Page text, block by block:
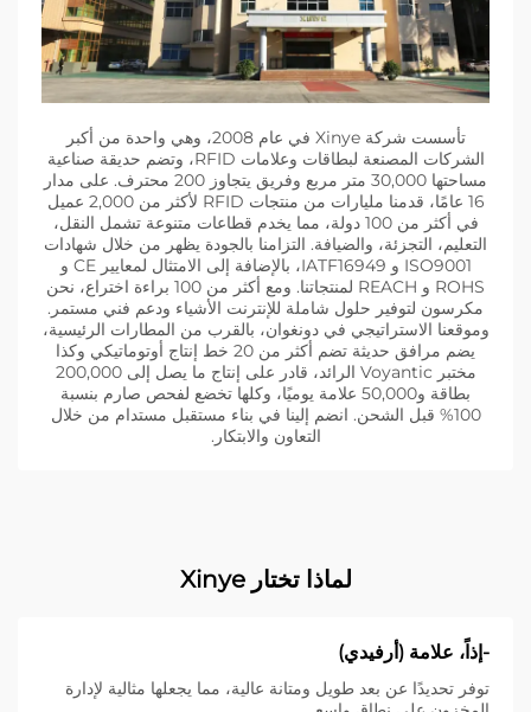
تأسست شركة Xinye في عام 2008، وهي واحدة من أكبر
الشركات المصنعة لبطاقات وعلامات RFID، وتضم حديقة صناعية
مساحتها 30,000 متر مربع وفريق يتجاوز 200 محترف. على مدار
16 عامًا، قدمنا مليارات من منتجات RFID لأكثر من 2,000 عميل
في أكثر من 100 دولة، مما يخدم قطاعات متنوعة تشمل النقل،
التعليم، التجزئة، والضيافة. التزامنا بالجودة يظهر من خلال شهادات
ISO9001 و IATF16949، بالإضافة إلى الامتثال لمعايير CE و
ROHS و REACH لمنتجاتنا. ومع أكثر من 100 براءة اختراع، نحن
مكرسون لتوفير حلول شاملة للإنترنت الأشياء ودعم فني مستمر.
وموقعنا الاستراتيجي في دونغوان، بالقرب من المطارات الرئيسية،
يضم مرافق حديثة تضم أكثر من 20 خط إنتاج أوتوماتيكي وكذا
مختبر Voyantic الرائد، قادر على إنتاج ما يصل إلى 200,000
بطاقة و50,000 علامة يوميًا، وكلها تخضع لفحص صارم بنسبة
100% قبل الشحن. انضم إلينا في بناء مستقبل مستدام من خلال
التعاون والابتكار.
لماذا تختار Xinye
-إذاً، علامة (أرفيدي)
توفر تحديدًا عن بعد طويل ومتانة عالية، مما يجعلها مثالية لإدارة